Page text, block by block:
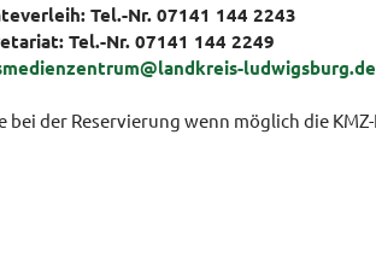
Tel.-Nr. 07141 144 2243
Tel.-Nr. 07141 144 2249
ludwigsburg.de
bei der Reservierung wenn möglich die